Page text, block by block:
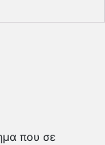
που σε